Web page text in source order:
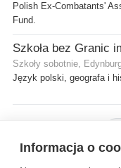
Informacja o
Polish Ex-Combatants'
Fund.
Szkoły sobotnie,
Język polski, geografa i